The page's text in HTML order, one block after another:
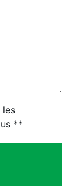
les
**